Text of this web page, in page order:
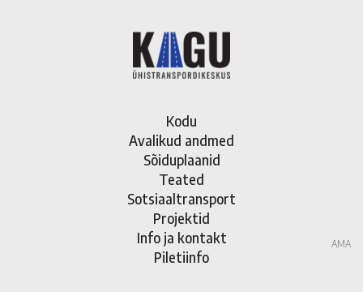
Kodu
Avalikud andmed
Sõiduplaanid
Teated
Sotsiaaltransport
Projektid
Info ja kontakt
Piletiinfo
AMA